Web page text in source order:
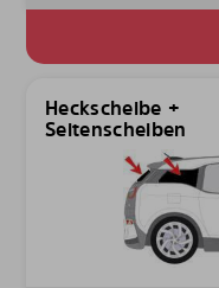
Heckscheibe +
Seitenscheiben